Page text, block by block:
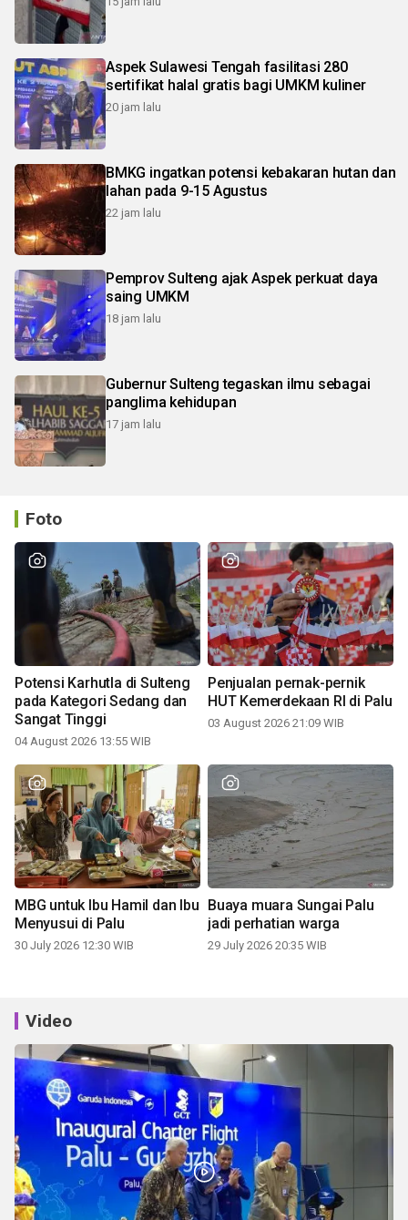
Aspek Sulawesi Tengah fasilitasi 280
sertifikat halal gratis bagi UMKM kuliner
20 jam lalu
BMKG ingatkan potensi kebakaran hutan dan
lahan pada 9-15 Agustus
22 jam lalu
Pemprov Sulteng ajak Aspek perkuat daya
saing UMKM
18 jam lalu
Gubernur Sulteng tegaskan ilmu sebagai
panglima kehidupan
17 jam lalu
Foto
Potensi Karhutla di Sulteng
pada Kategori Sedang dan
Sangat Tinggi
04 August 2026 13:55 WIB
Penjualan pernak-pernik
HUT Kemerdekaan RI di Palu
03 August 2026 21:09 WIB
MBG untuk Ibu Hamil dan Ibu
Menyusui di Palu
30 July 2026 12:30 WIB
Buaya muara Sungai Palu
jadi perhatian warga
29 July 2026 20:35 WIB
Video